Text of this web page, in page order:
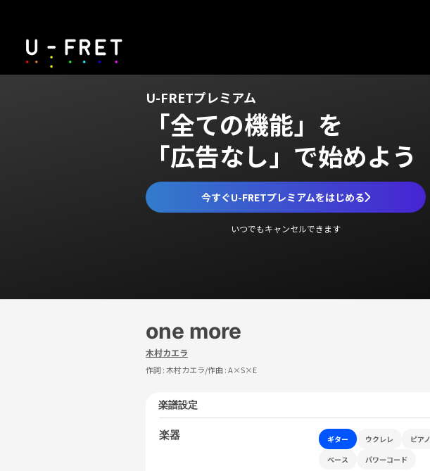
U-FRETプレミアム
「全ての機能」を
「広告なし」で始めよう
今すぐU-FRETプレミアムをはじめる
いつでもキャンセルできます
one more
木村カエラ
作詞 :木村カエラ/作曲 :A×S×E
楽譜設定
楽器 ギター ウクレレ
ピアノ
ベース
パワーコード